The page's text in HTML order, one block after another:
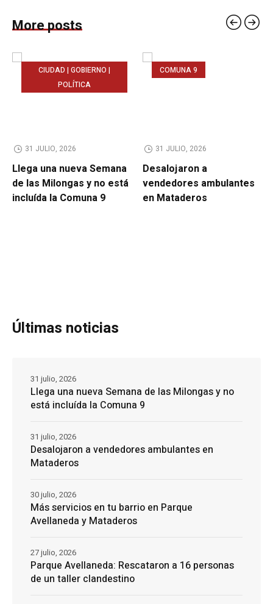
More posts
CIUDAD | GOBIERNO |
POLÍTICA
31 JULIO, 2026
Llega una nueva Semana
de las Milongas y no está
incluída la Comuna 9
COMUNA 9
31 JULIO, 2026
Desalojaron a
vendedores ambulantes
en Mataderos
Últimas noticias
Llega una nueva Semana de las Milongas y no
está incluída la Comuna 9
31 julio, 2026
Desalojaron a vendedores ambulantes en
Mataderos
31 julio, 2026
Más servicios en tu barrio en Parque
Avellaneda y Mataderos
30 julio, 2026
Parque Avellaneda: Rescataron a 16 personas
de un taller clandestino
27 julio, 2026